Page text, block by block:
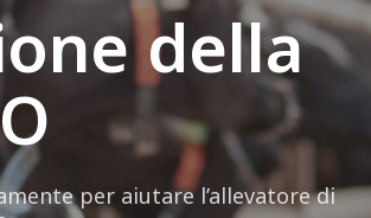
della
per aiutare l’allevatore di